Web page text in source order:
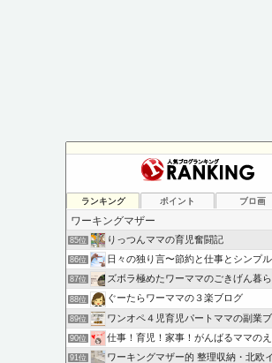
ランキング ポイント ブロ画
85位 りっつんママの育児奮闘記
86位 日々の独り言〜節約と仕事とシンプ
87位 ズボラ極めたワーママのごきげん暮
88位 ぐーたらワーママの３楽ブログ
89位 ワンオペ４児育児パートママの副業
90位 仕事！育児！家事！がんばるママのえが
91位 ワーキングマザー的 整理収納・北欧